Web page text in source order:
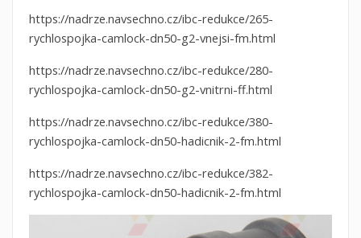
https://nadrze.navsechno.cz/ibc-redukce/265-
rychlospojka-camlock-dn50-g2-vnejsi-fm.html
https://nadrze.navsechno.cz/ibc-redukce/280-
rychlospojka-camlock-dn50-g2-vnitrni-ff.html
https://nadrze.navsechno.cz/ibc-redukce/380-
rychlospojka-camlock-dn50-hadicnik-2-fm.html
https://nadrze.navsechno.cz/ibc-redukce/382-
rychlospojka-camlock-dn50-hadicnik-2-fm.html